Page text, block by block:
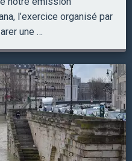
l’exercice organisé par
une …